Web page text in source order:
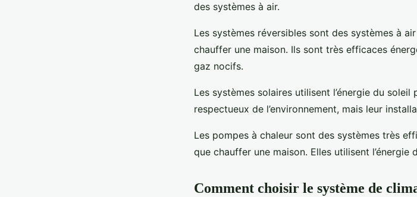
des systèmes à air.
Les systèmes réversibles sont des systèmes à
chauffer une maison. Ils sont très efficaces
gaz nocifs.
Les systèmes solaires utilisent l’énergie du soleil
respectueux de l’environnement, mais leur
Les pompes à chaleur sont des systèmes très
que chauffer une maison. Elles utilisent l’énergie
Comment choisir le système de